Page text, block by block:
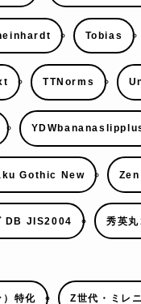
Tobias
TTNorms
Gothic New
DB JIS2004 秀英丸
）特化 Z世代・ミレ